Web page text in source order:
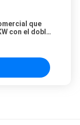
que
con el doble